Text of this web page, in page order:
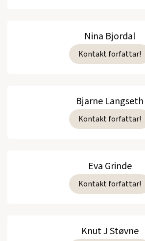
Nina Bjordal
Kontakt forfattar!
Bjarne Langseth
Kontakt forfattar!
Eva Grinde
Kontakt forfattar!
Knut J Støvne